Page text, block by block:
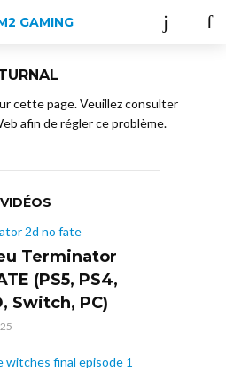
cette page. Veuillez consulter
afin de régler ce problème.
Terminator
(PS5, PS4,
Switch, PC)